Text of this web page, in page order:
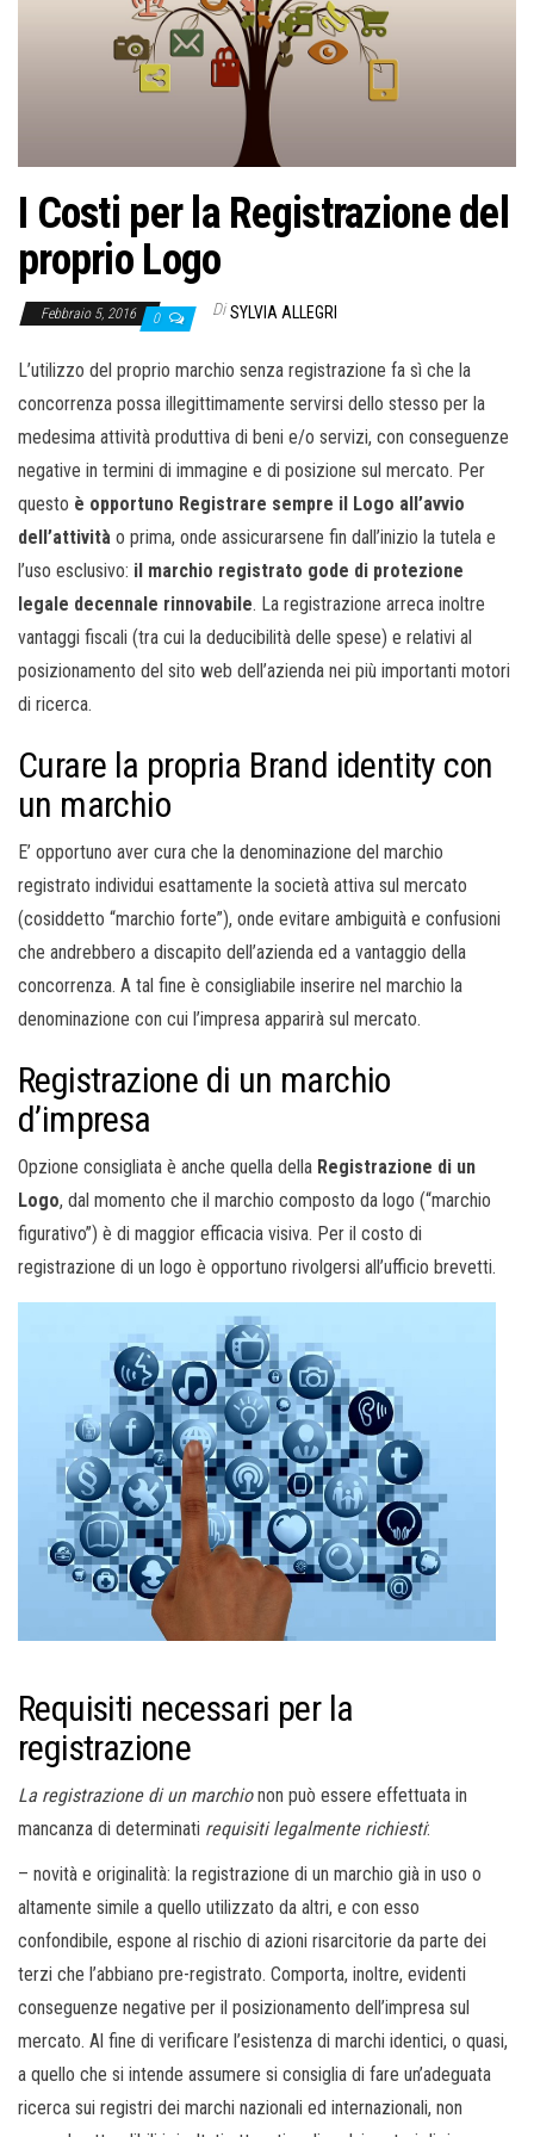
I Costi per la Registrazione del
proprio Logo
Febbraio 5, 2016 0 Di SYLVIA ALLEGRI
L’utilizzo del proprio marchio senza registrazione fa sì che la
concorrenza possa illegittimamente servirsi dello stesso per la
medesima attività produttiva di beni e/o servizi, con conseguenze
negative in termini di immagine e di posizione sul mercato. Per
questo è opportuno Registrare sempre il Logo all’avvio
dell’attività o prima, onde assicurarsene fin dall’inizio la tutela e
l’uso esclusivo: il marchio registrato gode di protezione
legale decennale rinnovabile. La registrazione arreca inoltre
vantaggi fiscali (tra cui la deducibilità delle spese) e relativi al
posizionamento del sito web dell’azienda nei più importanti motori
di ricerca.
Curare la propria Brand identity con
un marchio
E’ opportuno aver cura che la denominazione del marchio
registrato individui esattamente la società attiva sul mercato
(cosiddetto “marchio forte”), onde evitare ambiguità e confusioni
che andrebbero a discapito dell’azienda ed a vantaggio della
concorrenza. A tal fine è consigliabile inserire nel marchio la
denominazione con cui l’impresa apparirà sul mercato.
Registrazione di un marchio
d’impresa
Opzione consigliata è anche quella della Registrazione di un
Logo, dal momento che il marchio composto da logo (“marchio
figurativo”) è di maggior efficacia visiva. Per il costo di
registrazione di un logo è opportuno rivolgersi all’ufficio brevetti.
Requisiti necessari per la
registrazione
La registrazione di un marchionon può essere effettuata in
mancanza di determinati requisiti legalmente richiesti:
– novità e originalità: la registrazione di un marchio già in uso o
altamente simile a quello utilizzato da altri, e con esso
confondibile, espone al rischio di azioni risarcitorie da parte dei
terzi che l’abbiano pre-registrato. Comporta, inoltre, evidenti
conseguenze negative per il posizionamento dell’impresa sul
mercato. Al fine di verificare l’esistenza di marchi identici, o quasi,
a quello che si intende assumere si consiglia di fare un’adeguata
ricerca sui registri dei marchi nazionali ed internazionali, non